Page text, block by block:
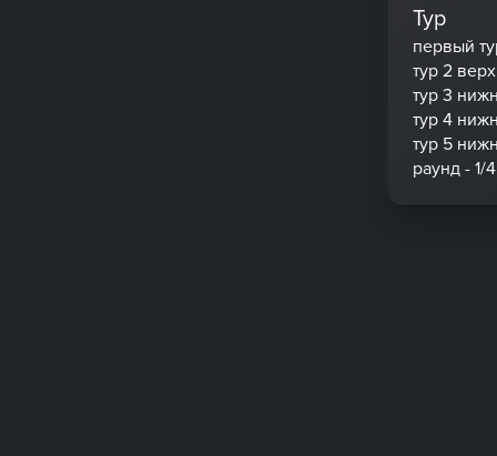
Тур
первый
тур 2
тур 3
тур 4
тур 5
раунд - 1/4